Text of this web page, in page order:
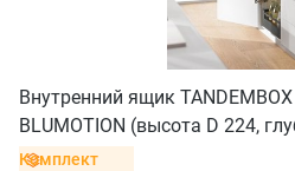
Внутренний ящик
BLUMOTION (высота D 224,
кг), серый орион
Комплект